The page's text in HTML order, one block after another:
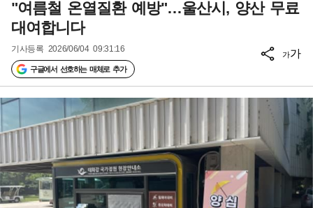
"여름철 온열질환 예방"…울산시, 양산 무료
대여합니다
기사등록 2026/06/04 09:31:16
구글에서 선호하는 매체로 추가
가가